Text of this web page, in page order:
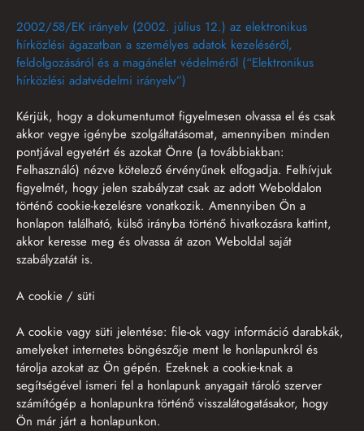
2002/58/EK irányelv (2002. július 12.) az elektronikus
hírközlési ágazatban a személyes adatok kezeléséről,
feldolgozásáról és a magánélet védelméről (“Elektronikus
hírközlési adatvédelmi irányelv”)
Kérjük, hogy a dokumentumot figyelmesen olvassa el és csak
akkor vegye igénybe szolgáltatásomat, amennyiben minden
pontjával egyetért és azokat Önre (a továbbiakban:
Felhasználó) nézve kötelező érvényűnek elfogadja. Felhívjuk
figyelmét, hogy jelen szabályzat csak az adott Weboldalon
történő cookie-kezelésre vonatkozik. Amennyiben Ön a
honlapon található, külső irányba történő hivatkozásra kattint,
akkor keresse meg és olvassa át azon Weboldal saját
szabályzatát is.
A cookie / süti
A cookie vagy süti jelentése: file-ok vagy információ darabkák,
amelyeket internetes böngészője ment le honlapunkról és
tárolja azokat az Ön gépén. Ezeknek a cookie-knak a
segítségével ismeri fel a honlapunk anyagait tároló szerver
számítógép a honlapunkra történő visszalátogatásakor, hogy
Ön már járt a honlapunkon.